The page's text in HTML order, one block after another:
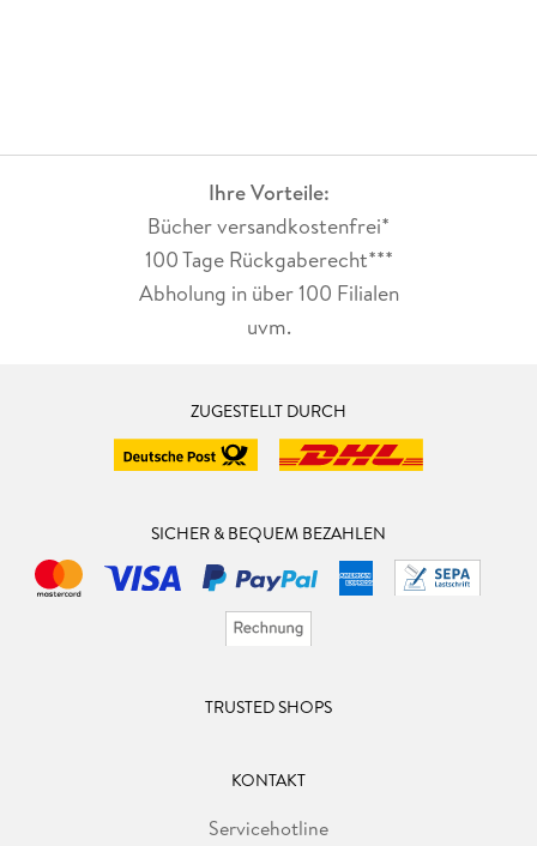
Ihre Vorteile:
Bücher versandkostenfrei*
100 Tage Rückgaberecht***
Abholung in über 100 Filialen
uvm.
ZUGESTELLT DURCH
SICHER & BEQUEM BEZAHLEN
TRUSTED SHOPS
KONTAKT
Servicehotline